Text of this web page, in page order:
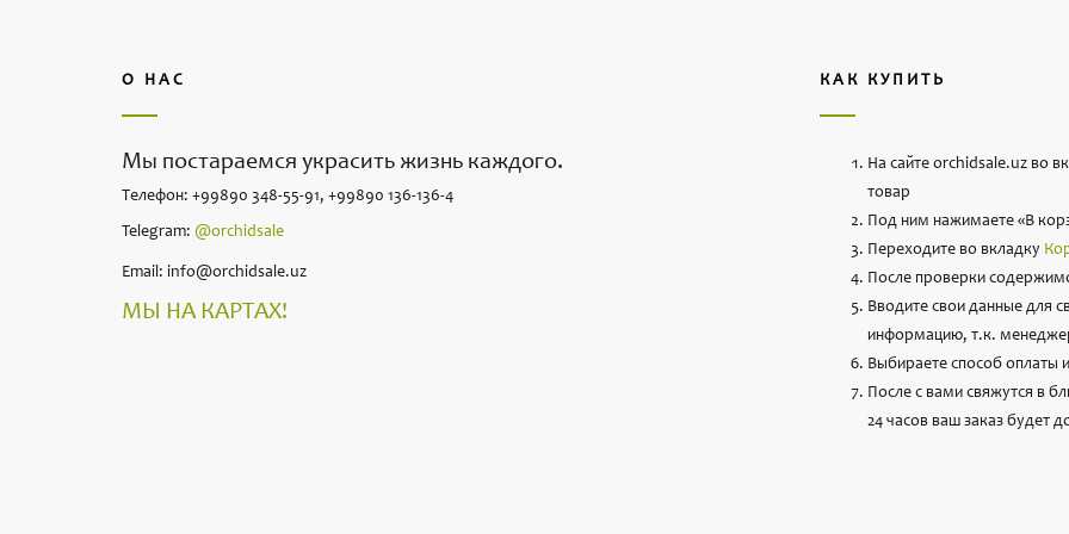
О НАС
Мы постараемся украсить жизнь каждого.
Телефон: +99890 348-55-91, +99890 136-136-4
Telegram: @orchidsale
Email: info@orchidsale.uz
МЫ НА КАРТАХ!
КАК КУПИТЬ
На сайте orchidsale.uz во
товар
Под ним нажимаете «В
Переходите во вкладку
После проверки
Вводите свои данные для
информацию, т.к.
Выбираете способ оплаты
После с вами свяжутся в
24 часов ваш заказ будет